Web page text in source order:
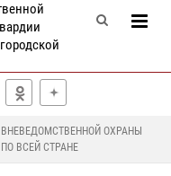
ОХРАНЫ
ВСЕЙ СТРАНЕ